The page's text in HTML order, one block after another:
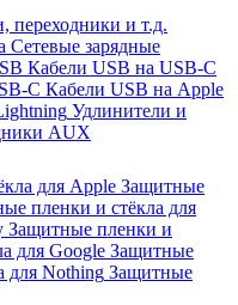
переходники и т.д.
Сетевые зарядные
Кабели USB на USB-C
C Кабели USB на Apple
Удлинители и
AUX
для Apple Защитные
пленки и стёкла для
Защитные пленки и
для Google Защитные
для Nothing Защитные